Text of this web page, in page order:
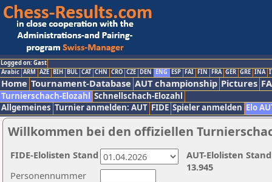
Logged on: Gast
Arabic ARM AZE BIH BUL CAT CHN CRO CZE DEN ENG ESP FAI FIN FRA GER GRE INA
Home Tournament-Database AUT championship Pictures
Turnierschach-Elozahl Schnellschach-Elozahl
Allgemeines Turnier anmelden: AUT FIDE Spieler anmelden Elo
Willkommen bei den offiziellen
Personennummer
AUT-Elolisten
13.945
FIDE-Elolisten Stand